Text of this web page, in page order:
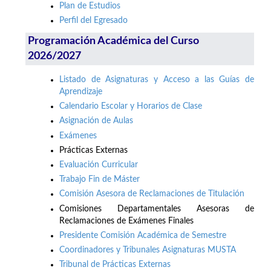
Plan de Estudios
Perfil del Egresado
Programación Académica del Curso
2026/2027
Listado de Asignaturas y Acceso a las Guías de
Aprendizaje
Calendario Escolar y Horarios de Clase
Asignación de Aulas
Exámenes
Prácticas Externas
Evaluación Curricular
Trabajo Fin de Máster
Comisión Asesora de Reclamaciones de Titulación
Comisiones Departamentales Asesoras de
Reclamaciones de Exámenes Finales
Presidente Comisión Académica de Semestre
Coordinadores y Tribunales Asignaturas MUSTA
Tribunal de Prácticas Externas